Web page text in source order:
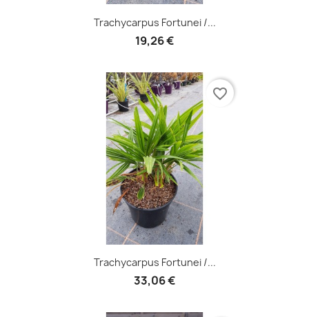
Trachycarpus Fortunei /...
19,26 €
Trachycarpus Fortunei /...
33,06 €
favorite_border